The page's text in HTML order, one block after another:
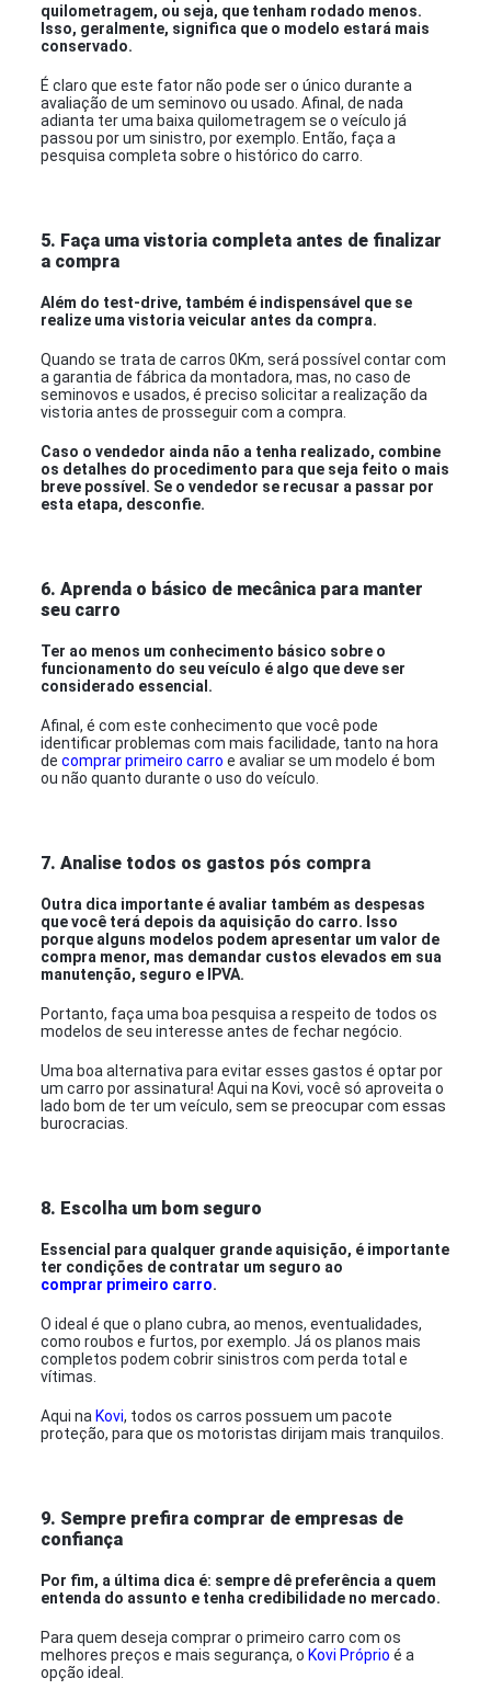
quilometragem, ou seja, que tenham rodado menos.
Isso, geralmente, significa que o modelo estará mais
conservado.
É claro que este fator não pode ser o único durante a
avaliação de um seminovo ou usado. Afinal, de nada
adianta ter uma baixa quilometragem se o veículo já
passou por um sinistro, por exemplo. Então, faça a
pesquisa completa sobre o histórico do carro.
5. Faça uma vistoria completa antes de finalizar
a compra
Além do test-drive, também é indispensável que se
realize uma vistoria veicular antes da compra.
Quando se trata de carros 0Km, será possível contar com
a garantia de fábrica da montadora, mas, no caso de
seminovos e usados, é preciso solicitar a realização da
vistoria antes de prosseguir com a compra.
Caso o vendedor ainda não a tenha realizado, combine
os detalhes do procedimento para que seja feito o mais
breve possível. Se o vendedor se recusar a passar por
esta etapa, desconfie.
6. Aprenda o básico de mecânica para manter
seu carro
Ter ao menos um conhecimento básico sobre o
funcionamento do seu veículo é algo que deve ser
considerado essencial.
Afinal, é com este conhecimento que você pode
identificar problemas com mais facilidade, tanto na hora
decomprar primeiro carro e avaliar se um modelo é bom
ou não quanto durante o uso do veículo.
7. Analise todos os gastos pós compra
Outra dica importante é avaliar também as despesas
que você terá depois da aquisição do carro. Isso
porque alguns modelos podem apresentar um valor de
compra menor, mas demandar custos elevados em sua
manutenção, seguro e IPVA.
Portanto, faça uma boa pesquisa a respeito de todos os
modelos de seu interesse antes de fechar negócio.
Uma boa alternativa para evitar esses gastos é optar por
um carro por assinatura! Aqui na Kovi, você só aproveita o
lado bom de ter um veículo, sem se preocupar com essas
burocracias.
8. Escolha um bom seguro
Essencial para qualquer grande aquisição, é importante
ter condições de contratar um seguro ao
comprar primeiro carro.
O ideal é que o plano cubra, ao menos, eventualidades,
como roubos e furtos, por exemplo. Já os planos mais
completos podem cobrir sinistros com perda total e
vítimas.
Aqui na Kovi, todos os carros possuem um pacote
proteção, para que os motoristas dirijam mais tranquilos.
9. Sempre prefira comprar de empresas de
confiança
Por fim, a última dica é: sempre dê preferência a quem
entenda do assunto e tenha credibilidade no mercado.
Para quem deseja comprar o primeiro carro com os
melhores preços e mais segurança, o Kovi Próprio é a
opção ideal.